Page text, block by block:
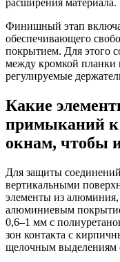
расширения материала.
Финишный этап
обеспечивающего
покрытием. Для этого
между кромкой планки
регулируемые
Какие
примыканий к
окнам, чтобы
Для защиты
вертикальными
элементы из
алюминиевым
0,6–1 мм с
зон контакта с
щелочным выделениям